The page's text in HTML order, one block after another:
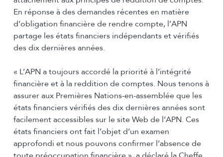
En réponse à des demandes récentes en matière
d’obligation financière de rendre compte, l’APN
partage les états financiers indépendants et vérifiés
des dix dernières années.
« L’APN a toujours accordé la priorité à l’intégrité
financière et à la reddition de comptes. Nous tenons à
assurer aux Premières Nations-en-assemblée que les
états financiers vérifiés des dix dernières années sont
facilement accessibles sur le site Web de l’APN. Ces
états financiers ont fait l’objet d’un examen
approfondi et nous pouvons confirmer l’absence de